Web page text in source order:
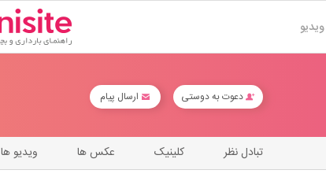
ویدیو
دعوت به دوستی ارسال پیام
ویدیو ها عکس ها کلینیک تبادل نظر